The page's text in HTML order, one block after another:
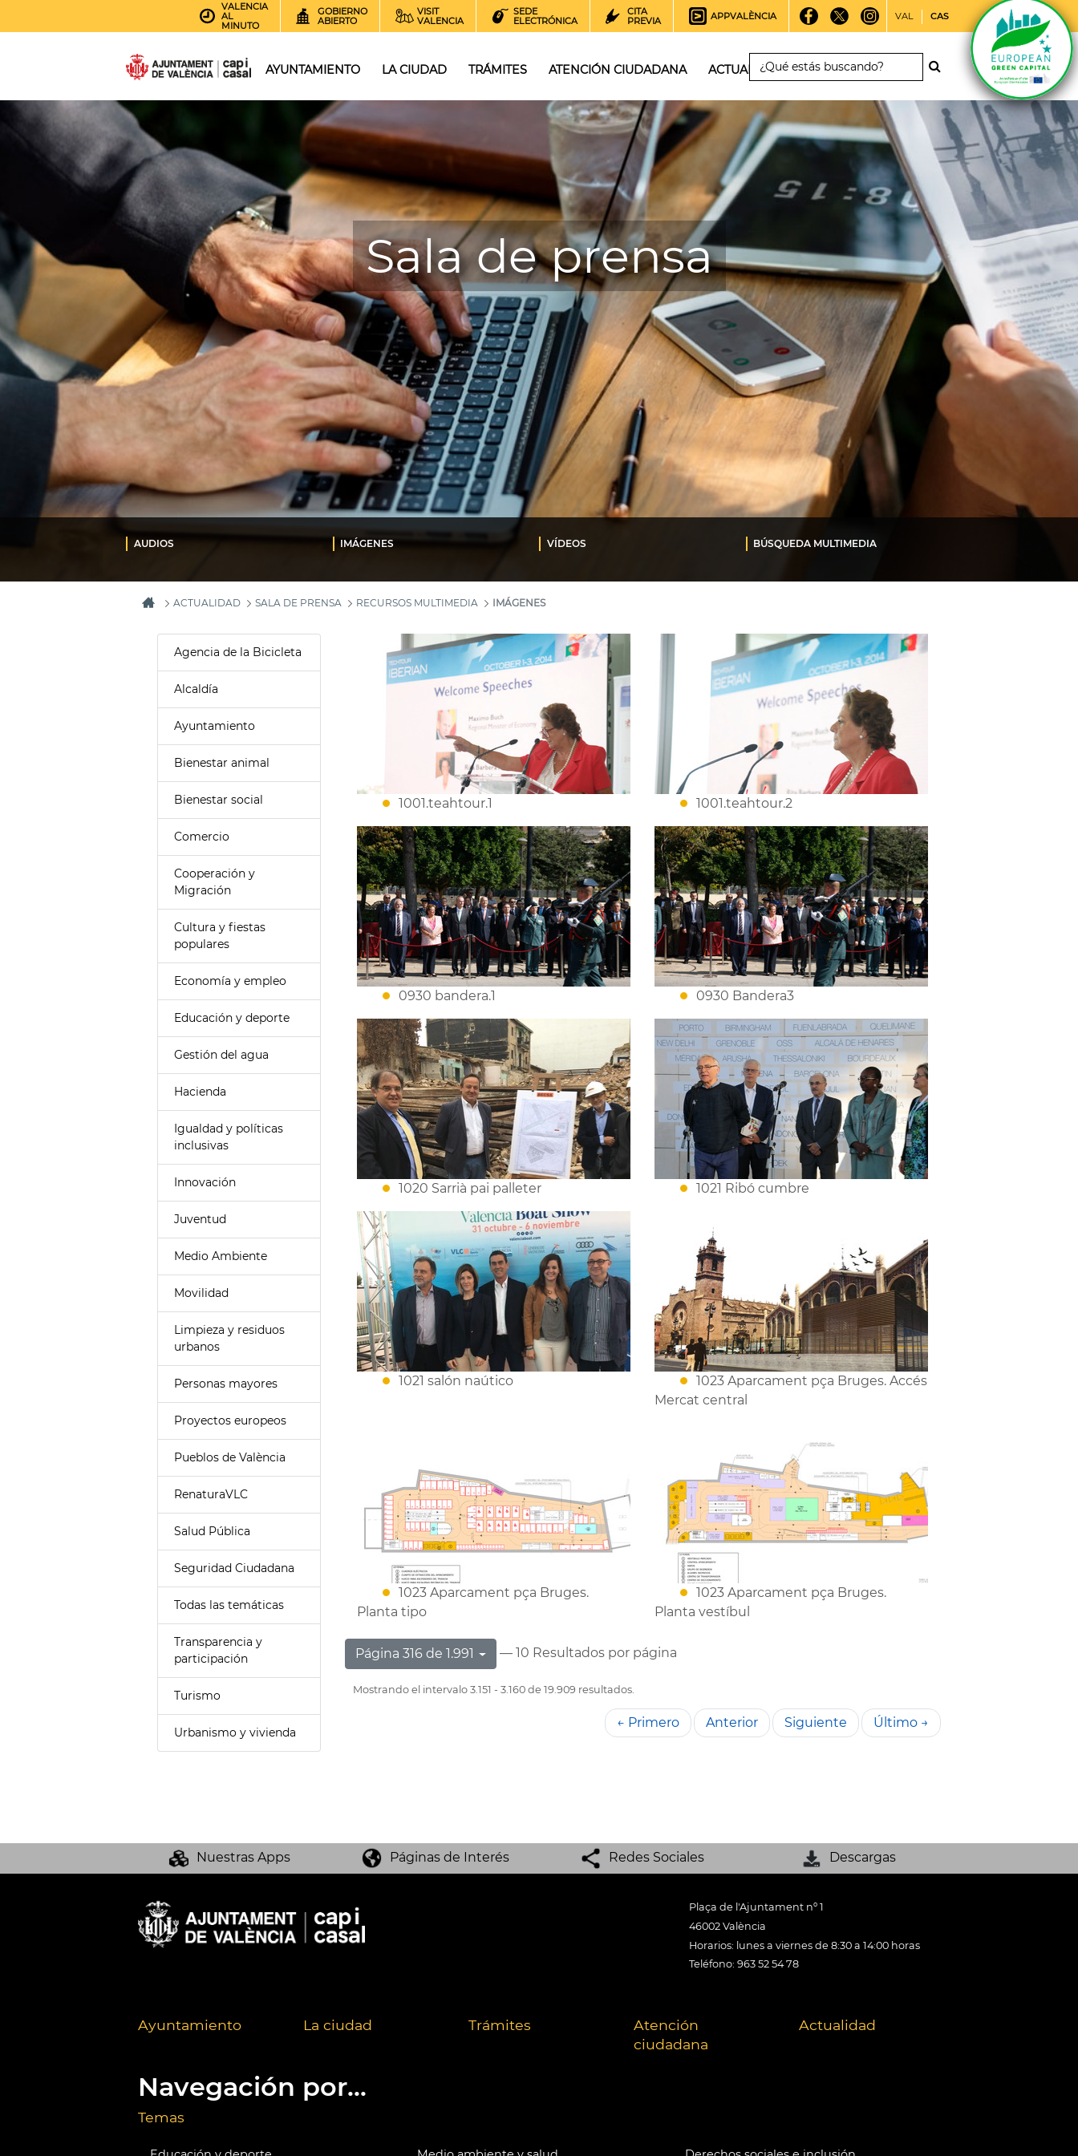
VALENCIA
AL
MINUTO
GOBIERNO
ABIERTO
VISIT
VALENCIA
SEDE
ELECTRÓNICA
CITA
PREVIA
APPVALÈNCIA VAL CAS
AYUNTAMIENTO LA CIUDAD TRÁMITES ATENCIÓN CIUDADANA ACTUALIDAD
Sala de prensa
AUDIOS IMÁGENES VÍDEOS BÚSQUEDA MULTIMEDIA
ACTUALIDAD SALA DE PRENSA RECURSOS MULTIMEDIA IMÁGENES
Agencia de la Bicicleta
Alcaldía
Ayuntamiento
Bienestar animal
Bienestar social
Comercio
Cooperación y
Migración
Cultura y fiestas
populares
Economía y empleo
Educación y deporte
Gestión del agua
Hacienda
Igualdad y políticas
inclusivas
Innovación
Juventud
Medio Ambiente
Movilidad
Limpieza y residuos
urbanos
Personas mayores
Proyectos europeos
Pueblos de València
RenaturaVLC
Salud Pública
Seguridad Ciudadana
Todas las temáticas
Transparencia y
participación
Turismo
Urbanismo y vivienda
1001.teahtour.1 1001.teahtour.2
0930 bandera.1 0930 Bandera3
1020 Sarrià pai palleter 1021 Ribó cumbre
1021 salón naútico
1023 Aparcament pça Bruges. Accés
Mercat central
1023 Aparcament pça Bruges.
Planta tipo
1023 Aparcament pça Bruges.
Planta vestíbul
Página 316 de 1.991 — 10 Resultados por página
Mostrando el intervalo 3.151 - 3.160 de 19.909 resultados.
← Primero Anterior Siguiente Último →
Nuestras Apps Páginas de Interés Redes Sociales Descargas
Plaça de l'Ajuntament nº 1
46002 València
Horarios: lunes a viernes de 8:30 a 14:00 horas
Teléfono: 963 52 54 78
Ayuntamiento La ciudad Trámites
Atención
ciudadana
Actualidad
Navegación por...
Temas